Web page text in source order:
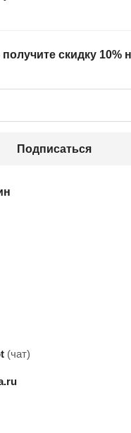
скидку 10%
Подписаться
(чат)